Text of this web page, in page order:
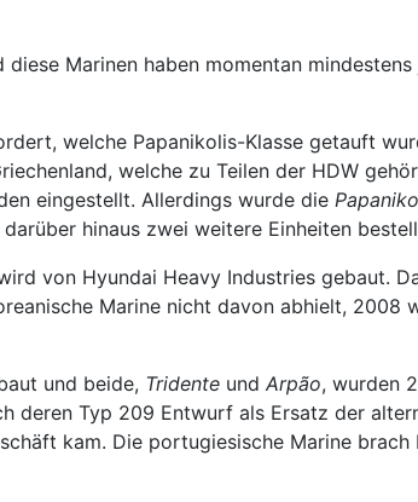
Marinen haben momentan
welche Papanikolis-Klasse getauft
welche zu Teilen der HDW
eingestellt. Allerdings wurde die
hinaus zwei weitere Einheiten
von Hyundai Heavy Industries gebaut.
Marine nicht davon abhielt, 2008
und beide, Tridente und Arpão, wurden
deren Typ 209 Entwurf als Ersatz der
kam. Die portugiesische Marine